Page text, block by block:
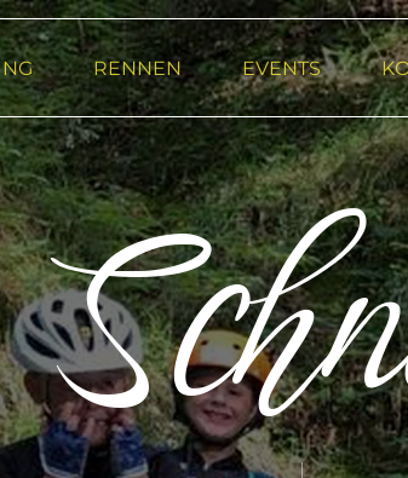
RENNEN EVENTS